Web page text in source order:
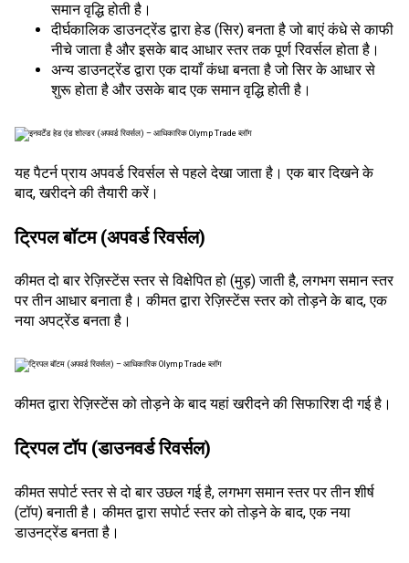
समान वृद्धि होती है।
दीर्घकालिक डाउनट्रेंड द्वारा हेड (सिर) बनता है जो बाएं कंधे से काफी
नीचे जाता है और इसके बाद आधार स्तर तक पूर्ण रिवर्सल होता है।
अन्य डाउनट्रेंड द्वारा एक दायाँ कंधा बनता है जो सिर के आधार से
शुरू होता है और उसके बाद एक समान वृद्धि होती है।
यह पैटर्न प्राय अपवर्ड रिवर्सल से पहले देखा जाता है। एक बार दिखने के
बाद, खरीदने की तैयारी करें।
ट्रिपल बॉटम (अपवर्ड रिवर्सल)
कीमत दो बार रेज़िस्टेंस स्तर से विक्षेपित हो (मुड़) जाती है, लगभग समान स्तर
पर तीन आधार बनाता है। कीमत द्वारा रेज़िस्टेंस स्तर को तोड़ने के बाद, एक
नया अपट्रेंड बनता है।
कीमत द्वारा रेज़िस्टेंस को तोड़ने के बाद यहां खरीदने की सिफारिश दी गई है।
ट्रिपल टॉप (डाउनवर्ड रिवर्सल)
कीमत सपोर्ट स्तर से दो बार उछल गई है, लगभग समान स्तर पर तीन शीर्ष
(टॉप) बनाती है। कीमत द्वारा सपोर्ट स्तर को तोड़ने के बाद, एक नया
डाउनट्रेंड बनता है।